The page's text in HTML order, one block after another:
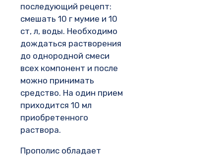
последующий рецепт:
смешать 10 г мумие и 10
ст, л, воды. Необходимо
дождаться растворения
до однородной смеси
всех компонент и после
можно принимать
средство. На один прием
приходится 10 мл
приобретенного
раствора.
Прополис обладает